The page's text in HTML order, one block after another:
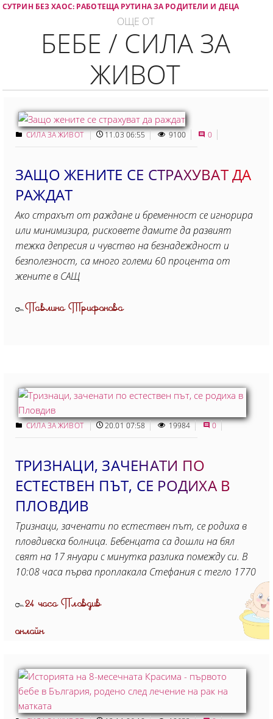
СУТРИН БЕЗ ХАОС: РАБОТЕЩА РУТИНА ЗА РОДИТЕЛИ И ДЕЦА
ОЩЕ ОТ
БЕБЕ / СИЛА ЗА
ЖИВОТ
СИЛА ЗА ЖИВОТ 11.03 06:55 9100 0
ЗАЩО ЖЕНИТЕ СЕ СТРАХУВАТ ДА
РАЖДАТ
Ако страхът от раждане и бременност се игнорира
или минимизира, рисковете дамите да развият
тежка депресия и чувство на безнадеждност и
безполезност, са много големи 60 процента от
жените в САЩ
ОтПавлина Трифонова
СИЛА ЗА ЖИВОТ 20.01 07:58 19984 0
ТРИЗНАЦИ, ЗАЧЕНАТИ ПО
ЕСТЕСТВЕН ПЪТ, СЕ РОДИХА В
ПЛОВДИВ
Тризнаци, заченати по естествен път, се родиха в
пловдивска болница. Бебенцата са дошли на бял
свят на 17 януари с минутка разлика помежду си. В
10:08 часа първа проплакала Стефания с тегло 1770
От24 часа Пловдив
онлайн